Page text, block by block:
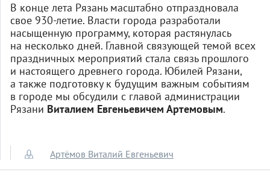
В конце лета Рязань масштабно отпраздновала
свое 930-летие. Власти города разработали
насыщенную программу, которая растянулась
на несколько дней. Главной связующей темой всех
праздничных мероприятий стала связь прошлого
и настоящего древнего города. Юбилей Рязани,
а также подготовку к будущим важным событиям
в городе мы обсудили с главой администрации
Рязани Виталием Евгеньевичем Артемовым.
Артёмов Виталий Евгеньевич